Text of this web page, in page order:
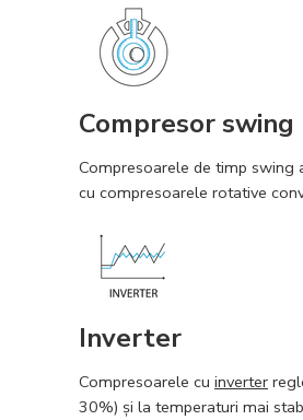
Compresor swing
Compresoarele de timp swing
cu compresoarele rotative
Inverter
Compresoarele cu inverter
30%) şi la temperaturi mai